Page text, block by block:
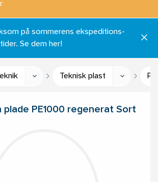
på sommerens ekspeditions-
Se dem her!
Teknisk plast
plade PE1000 regenerat Sort